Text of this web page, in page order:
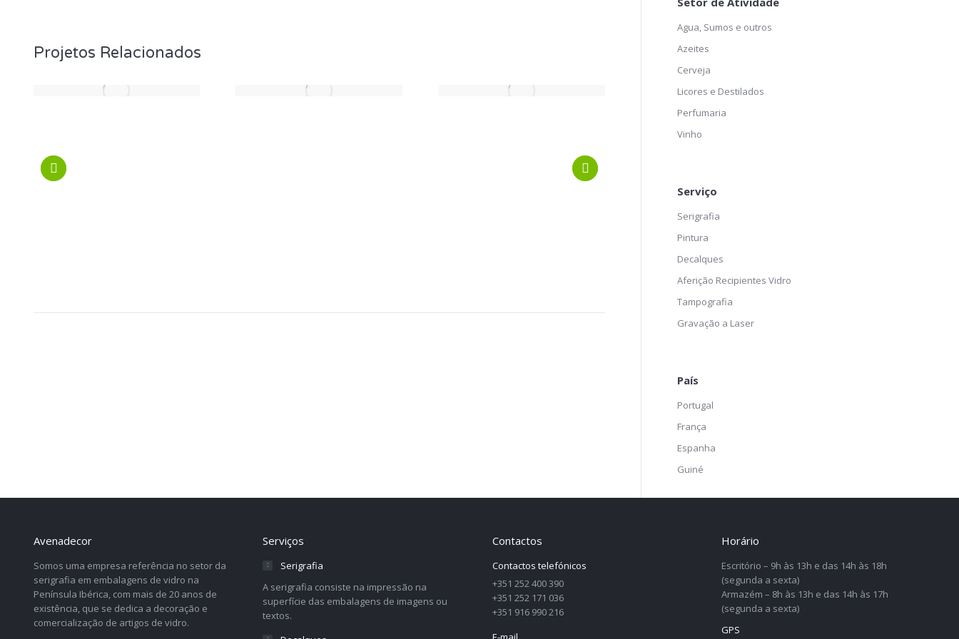
Projetos Relacionados
Agua, Sumos e outros
Azeites
Cerveja
Licores e Destilados
Perfumaria
Vinho
Serviço
Serigrafia
Pintura
Decalques
Aferição Recipientes Vidro
Tampografia
Gravação a Laser
País
Portugal
França
Espanha
Guiné
Avenadecor
Somos uma empresa referência no setor da
serigrafia em embalagens de vidro na
Península Ibérica, com mais de 20 anos de
existência, que se dedica a decoração e
comercialização de artigos de vidro.
Serviços
Serigrafia
A serigrafia consiste na impressão na
superfície das embalagens de imagens ou
textos.
Contactos
Contactos telefónicos
+351 252 400 390
+351 252 171 036
+351 916 990 216
Horário
Escritório – 9h às 13h e das 14h às 18h
(segunda a sexta)
Armazém – 8h às 13h e das 14h às 17h
(segunda a sexta)
GPS